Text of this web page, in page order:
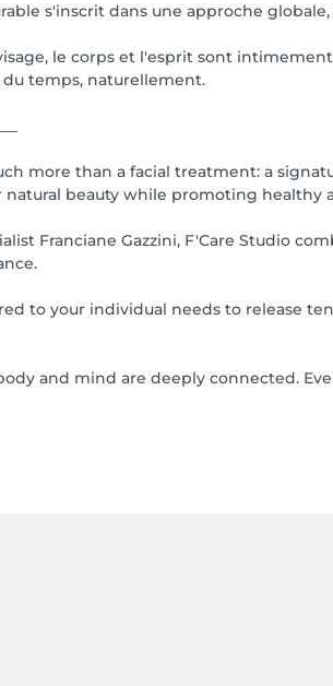
s'inscrit dans une approche
le corps et l'esprit sont
du temps, naturellement.
more than a facial treatment: a
natural beauty while promoting healthy
Franciane Gazzini, F'Care Studio
to your individual needs to release
and mind are deeply connected.